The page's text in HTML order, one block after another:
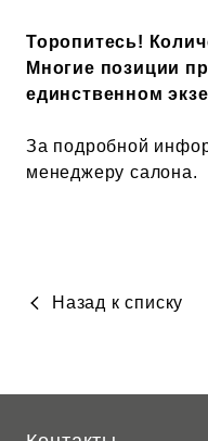
Торопитесь!
Многие позиции
единственном
За подробной
менеджеру салона.
Назад к списку